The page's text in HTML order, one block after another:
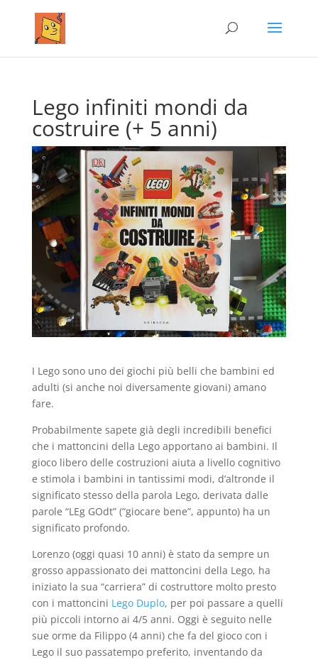
Lego infiniti mondi da
costruire (+ 5 anni)
I Lego sono uno dei giochi più belli che bambini ed
adulti (si anche noi diversamente giovani) amano
fare.
Probabilmente sapete già degli incredibili benefici
che i mattoncini della Lego apportano ai bambini. Il
gioco libero delle costruzioni aiuta a livello cognitivo
e stimola i bambini in tantissimi modi, d’altronde il
significato stesso della parola Lego, derivata dalle
parole “LEg GOdt” (“giocare bene”, appunto) ha un
significato profondo.
Lorenzo (oggi quasi 10 anni) è stato da sempre un
grosso appassionato dei mattoncini della Lego, ha
iniziato la sua “carriera” di costruttore molto presto
con i mattoncini Lego Duplo, per poi passare a quelli
più piccoli intorno ai 4/5 anni. Oggi è seguito nelle
sue orme da Filippo (4 anni) che fa del gioco con i
Lego il suo passatempo preferito, inventando da